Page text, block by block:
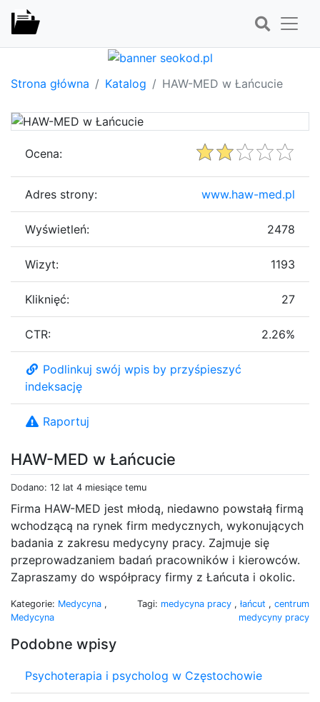
Strona główna Katalog HAW-MED w Łańcucie
HAW-MED w Łańcucie
Dodano: 12 lat 4 miesiące temu
Firma HAW-MED jest młodą, niedawno powstałą firmą
wchodzącą na rynek firm medycznych, wykonujących
badania z zakresu medycyny pracy. Zajmuje się
przeprowadzaniem badań pracowników i kierowców.
Zapraszamy do współpracy firmy z Łańcuta i okolic.
Kategorie: Medycyna ,
Medycyna
Tagi: medycyna pracy , łańcut , centrum
medycyny pracy
Podobne wpisy
Psychoterapia i psycholog w Częstochowie
Ocena:
Adres strony: www.haw-med.pl
Wyświetleń: 2478
Wizyt: 1193
Kliknięć: 27
CTR: 2.26%
Podlinkuj swój wpis by przyśpieszyć
indeksację
Raportuj